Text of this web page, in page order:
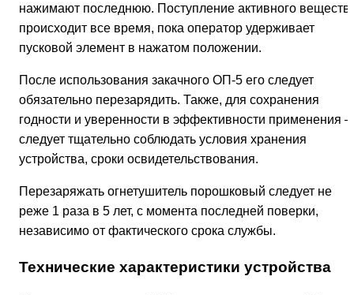
нажимают последнюю. Поступление активного
происходит все время, пока оператор удерживает
пусковой элемент в нажатом положении.
После использования закачного ОП-5 его следует
обязательно перезарядить. Также, для сохранения
годности и уверенности в эффективности применения
следует тщательно соблюдать условия хранения
устройства, сроки освидетельствования.
Перезаряжать огнетушитель порошковый следует не
реже 1 раза в 5 лет, с момента последней поверки,
независимо от фактического срока службы.
Технические характеристики устройства